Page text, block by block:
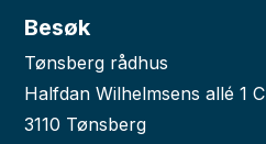
Besøk
Tønsberg rådhus
Halfdan Wilhelmsens allé 1 C
3110 Tønsberg